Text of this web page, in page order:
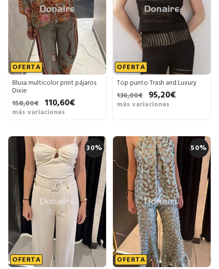
OFERTA
Blusa multicolor print pájaros
Dixie
158,00€
110,60€
más variaciones
OFERTA
Top punto Trash and Luxury
136,00€
95,20€
más variaciones
30%
OFERTA
50%
OFERTA